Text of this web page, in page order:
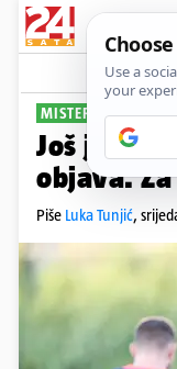
MISTERIOZNI
Još jedna
objava.
Piše Luka Tunjić,